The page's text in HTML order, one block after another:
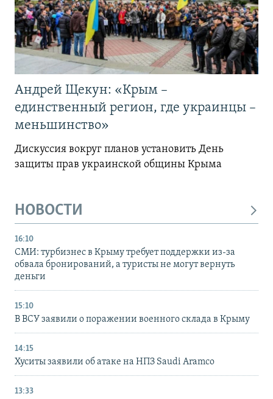
Андрей Щекун: «Крым –
единственный регион, где украинцы –
меньшинство»
Дискуссия вокруг планов установить День
защиты прав украинской общины Крыма
НОВОСТИ
16:10
СМИ: турбизнес в Крыму требует поддержки из-за
обвала бронирований, а туристы не могут вернуть
деньги
15:10
В ВСУ заявили о поражении военного склада в Крыму
14:15
Хуситы заявили об атаке на НПЗ Saudi Aramco
13:33